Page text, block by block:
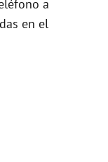
a
en el